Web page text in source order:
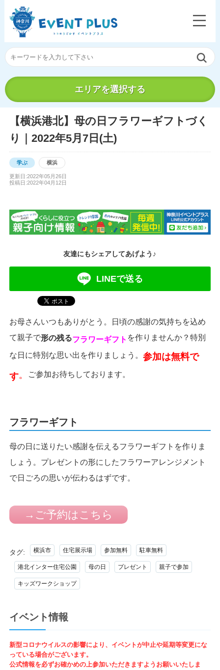
エリアを選択する
【横浜港北】母の日フラワーギフトづく
り｜2022年5月7日(土)
学ぶ 横浜
更新日:2022年05月26日
投稿日:2022年04月12日
友達にもシェアしてあげよう♪
LINEで送る
お母さんいつもありがとう。日頃の感謝の気持ちを込め
て親子で形の残るフラワーギフト を作りませんか？特別
な日に特別な思い出を作りましょう。 参加は無料で
す。 ご参加お待ちしております。
フラワーギフト
母の日に送りたい感謝を伝えるフラワーギフトを作りま
しょう。プレゼントの形にしたフラワーアレンジメント
で日ごろの思いが伝わるはずです。
→ご予約はこちら
タグ: 横浜市 住宅展示場 参加無料 駐車無料
港北インター住宅公園 母の日 プレゼント 親子で参加
キッズワークショップ
イベント情報
新型コロナウイルスの影響により、イベントが中止や延期等変更にな
っている場合がございます。
公式情報を必ずお確かめの上参加いただきますようお願いいたしま